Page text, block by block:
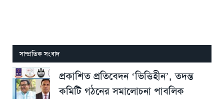
সাম্প্রতিক সংবাদ
প্রকাশিত প্রতিবেদন ‘ভিত্তিহীন’, তদন্ত
কমিটি গঠনের সমালোচনা পাবলিক